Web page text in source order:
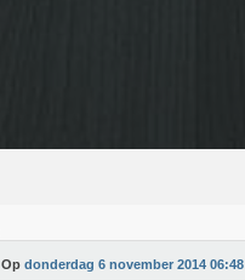
Op donderdag 6 november 2014 06:48